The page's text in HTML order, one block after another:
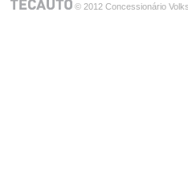
© 2012 Concessionário